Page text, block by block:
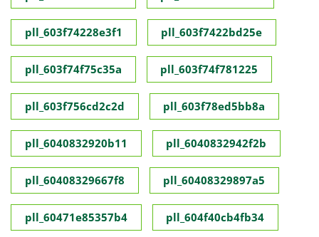
pll_603f74228e3f1 pll_603f7422bd25e
pll_603f74f75c35a pll_603f74f781225
pll_603f756cd2c2d pll_603f78ed5bb8a
pll_6040832920b11 pll_6040832942f2b
pll_60408329667f8 pll_60408329897a5
pll_60471e85357b4 pll_604f40cb4fb34